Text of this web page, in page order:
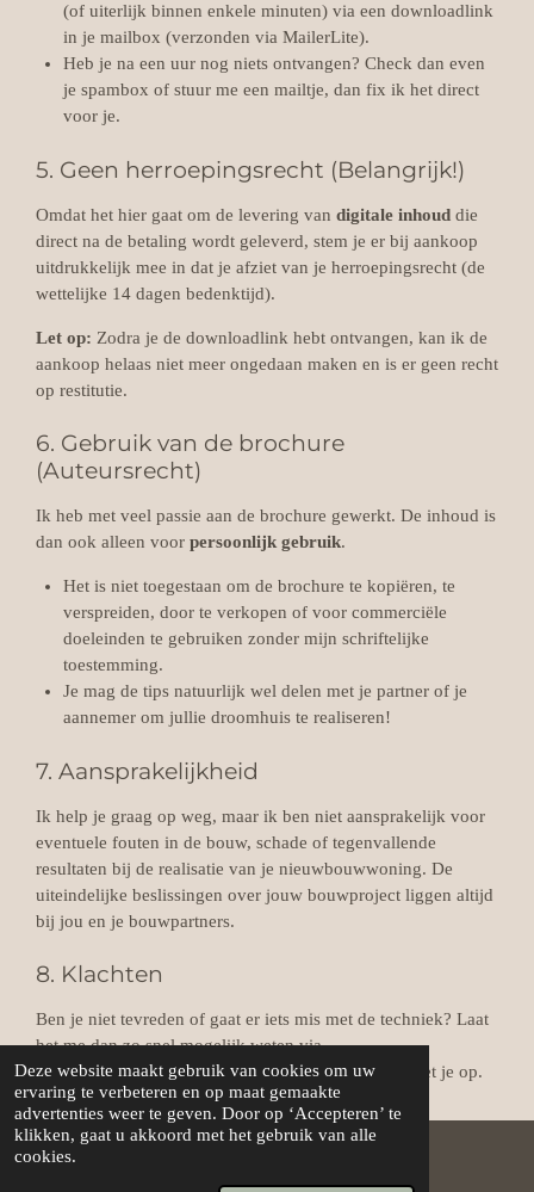
Deze website maakt gebruik van cookies om uw
ervaring te verbeteren en op maat gemaakte
advertenties weer te geven. Door op ‘Accepteren’ te
klikken, gaat u akkoord met het gebruik van alle
cookies.
(of uiterlijk binnen enkele minuten) via een downloadlink
in je mailbox (verzonden via MailerLite).
Heb je na een uur nog niets ontvangen? Check dan even
je spambox of stuur me een mailtje, dan fix ik het direct
voor je.
5. Geen herroepingsrecht (Belangrijk!)
Omdat het hier gaat om de levering van digitale inhoud die
direct na de betaling wordt geleverd, stem je er bij aankoop
uitdrukkelijk mee in dat je afziet van je herroepingsrecht (de
wettelijke 14 dagen bedenktijd).
Let op: Zodra je de downloadlink hebt ontvangen, kan ik de
aankoop helaas niet meer ongedaan maken en is er geen recht
op restitutie.
6. Gebruik van de brochure
(Auteursrecht)
Ik heb met veel passie aan de brochure gewerkt. De inhoud is
dan ook alleen voor persoonlijk gebruik.
Het is niet toegestaan om de brochure te kopiëren, te
verspreiden, door te verkopen of voor commerciële
doeleinden te gebruiken zonder mijn schriftelijke
toestemming.
Je mag de tips natuurlijk wel delen met je partner of je
aannemer om jullie droomhuis te realiseren!
7. Aansprakelijkheid
Ik help je graag op weg, maar ik ben niet aansprakelijk voor
eventuele fouten in de bouw, schade of tegenvallende
resultaten bij de realisatie van je nieuwbouwwoning. De
uiteindelijke beslissingen over jouw bouwproject liggen altijd
bij jou en je bouwpartners.
8. Klachten
Ben je niet tevreden of gaat er iets mis met de techniek? Laat
het me dan zo snel mogelijk weten via
thuis@listhuiscreatie.com. Ik los het graag samen met je op.